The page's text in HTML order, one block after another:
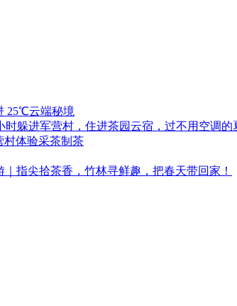
25℃云端秘境
躲进军营村，住进茶园云宿，过不用空调的
村体验采茶制茶
指尖拾茶香，竹林寻鲜趣，把春天带回家！